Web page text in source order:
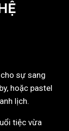
sự sang
hoặc pastel
lịch.
tiệc vừa